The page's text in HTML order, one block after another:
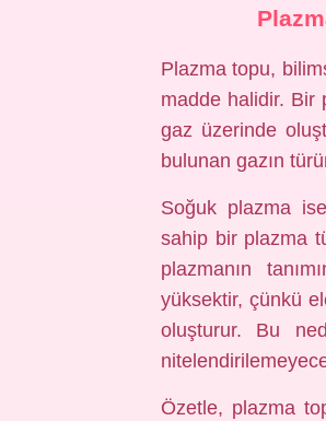
Plazma topu,
madde halidir. Bir
gaz üzerinde
bulunan gazın
Soğuk plazma
sahip bir plazma
plazmanın
yüksektir, çünkü
oluşturur. Bu
Özetle, plazma